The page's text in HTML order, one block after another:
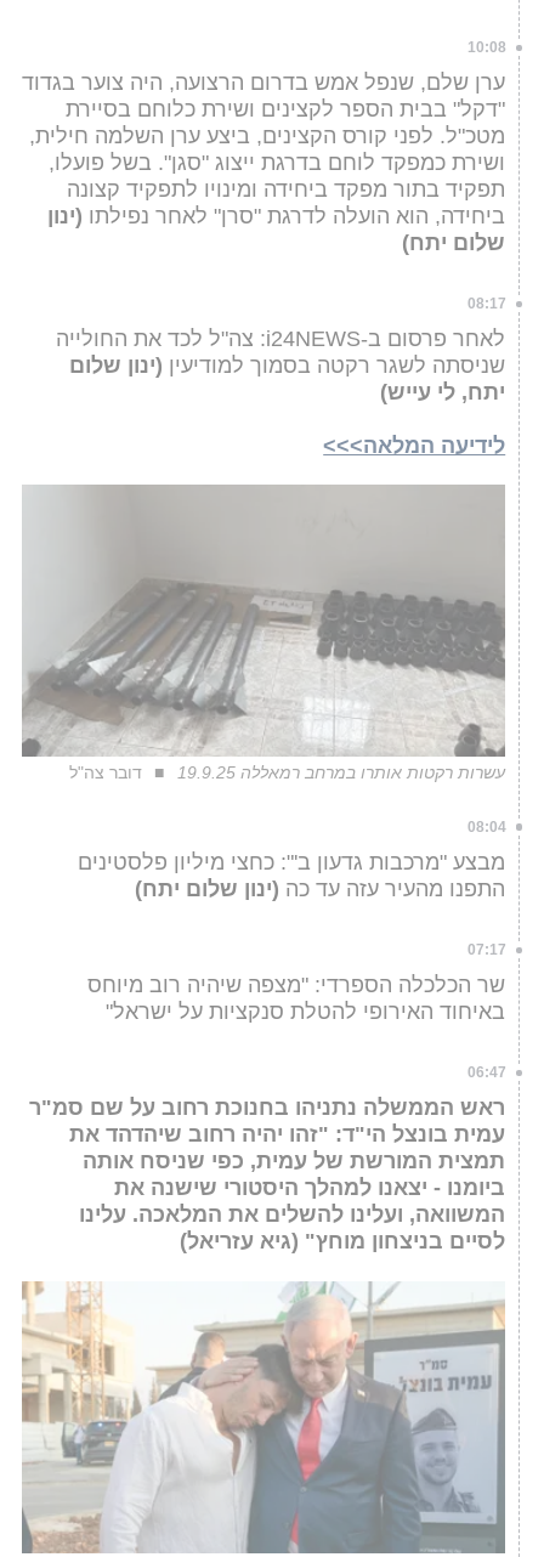
10:08
ערן שלם, שנפל אמש בדרום הרצועה, היה צוער בגדוד
"דקל" בבית הספר לקצינים ושירת כלוחם בסיירת
מטכ"ל. לפני קורס הקצינים, ביצע ערן השלמה חילית,
ושירת כמפקד לוחם בדרגת ייצוג "סגן". בשל פועלו,
תפקיד בתור מפקד ביחידה ומינויו לתפקיד קצונה
ביחידה, הוא הועלה לדרגת "סרן" לאחר נפילתו (ינון
שלום יתח)
08:17
לאחר פרסום ב-i24NEWS: צה"ל לכד את החולייה
שניסתה לשגר רקטה בסמוך למודיעין (ינון שלום
יתח, לי עייש)
לידיעה המלאה>>>
עשרות רקטות אותרו במרחב רמאללה 19.9.25 דובר צה"ל
08:04
מבצע "מרכבות גדעון ב'": כחצי מיליון פלסטינים
התפנו מהעיר עזה עד כה (ינון שלום יתח)
07:17
שר הכלכלה הספרדי: "מצפה שיהיה רוב מיוחס
באיחוד האירופי להטלת סנקציות על ישראל"
06:47
ראש הממשלה נתניהו בחנוכת רחוב על שם סמ"ר
עמית בונצל הי"ד: "זהו יהיה רחוב שיהדהד את
תמצית המורשת של עמית, כפי שניסח אותה
ביומנו - יצאנו למהלך היסטורי שישנה את
המשוואה, ועלינו להשלים את המלאכה. עלינו
לסיים בניצחון מוחץ" (גיא עזריאל)